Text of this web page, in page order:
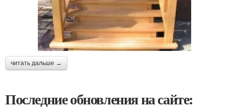
читать дальше →
Последние обновления на сайте: